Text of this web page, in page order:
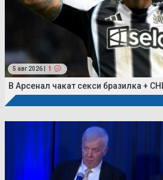
5 авг 2026 | 1
В Арсенал чакат секси бразилка +